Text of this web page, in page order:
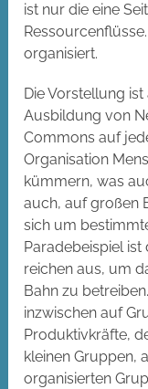
ist nur die eine
organisiert.
Die Vorstellung
Ausbildung von
Commons auf
Organisation
kümmern, was
auch, auf großen
sich um
Paradebeispiel ist
reichen aus, um
Bahn zu
inzwischen auf
Produktivkräfte,
kleinen Gruppen,
organisierten